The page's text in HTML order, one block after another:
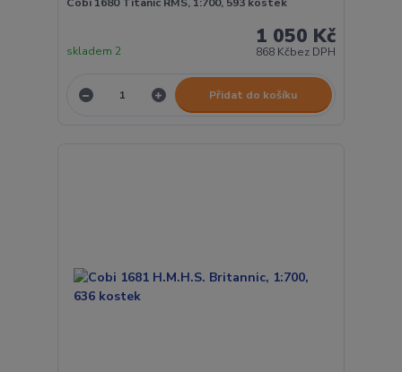
1 050 Kč
868 Kčbez DPH
skladem 2
Přidat do košíku